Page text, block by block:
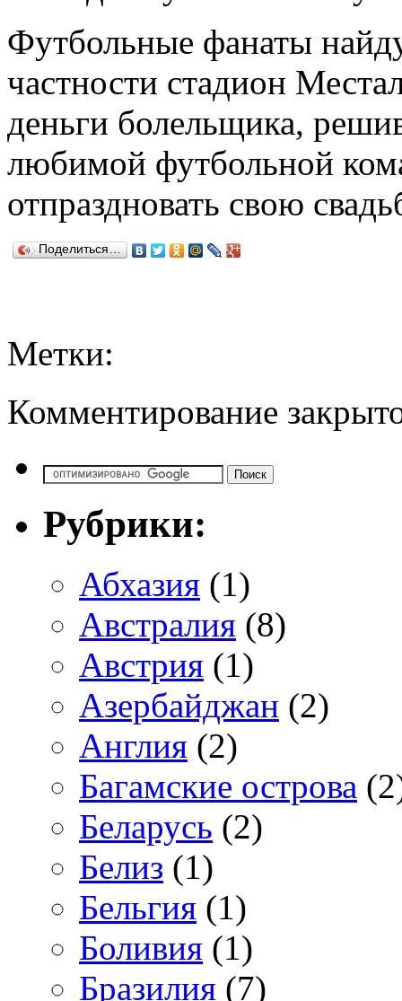
Футбольные фанаты
частности стадион
деньги болельщика,
любимой футбольной
отпраздновать свою
Поделиться…
Метки:
Комментирование
Рубрики:
Абхазия (1)
Австралия (8)
Австрия (1)
Азербайджан (2)
Англия (2)
Багамские острова
Беларусь (2)
Белиз (1)
Бельгия (1)
Боливия (1)
Бразилия (7)